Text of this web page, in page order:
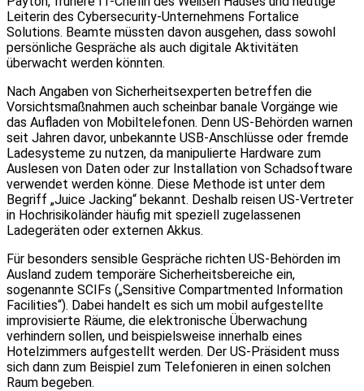
Leiterin des Cybersecurity-Unternehmens Fortalice
Solutions. Beamte müssten davon ausgehen, dass sowohl
persönliche Gespräche als auch digitale Aktivitäten
überwacht werden könnten.
Nach Angaben von Sicherheitsexperten betreffen die
Vorsichtsmaßnahmen auch scheinbar banale Vorgänge wie
das Aufladen von Mobiltelefonen. Denn US-Behörden warnen
seit Jahren davor, unbekannte USB-Anschlüsse oder fremde
Ladesysteme zu nutzen, da manipulierte Hardware zum
Auslesen von Daten oder zur Installation von Schadsoftware
verwendet werden könne. Diese Methode ist unter dem
Begriff „Juice Jacking“ bekannt. Deshalb reisen US-Vertreter
in Hochrisikoländer häufig mit speziell zugelassenen
Ladegeräten oder externen Akkus.
Für besonders sensible Gespräche richten US-Behörden im
Ausland zudem temporäre Sicherheitsbereiche ein,
sogenannte SCIFs („Sensitive Compartmented Information
Facilities“). Dabei handelt es sich um mobil aufgestellte
improvisierte Räume, die elektronische Überwachung
verhindern sollen, und beispielsweise innerhalb eines
Hotelzimmers aufgestellt werden. Der US-Präsident muss
sich dann zum Beispiel zum Telefonieren in einen solchen
Raum begeben.